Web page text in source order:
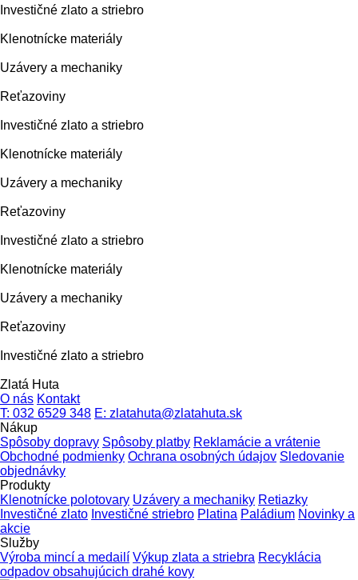
Investičné zlato a striebro
Klenotnícke materiály
Uzávery a mechaniky
Reťazoviny
Investičné zlato a striebro
Klenotnícke materiály
Uzávery a mechaniky
Reťazoviny
Investičné zlato a striebro
Klenotnícke materiály
Uzávery a mechaniky
Reťazoviny
Investičné zlato a striebro
Zlatá Huta
O nás Kontakt
T: 032 6529 348 E: zlatahuta@zlatahuta.sk
Nákup
Spôsoby dopravy Spôsoby platby Reklamácie a vrátenie
Obchodné podmienky Ochrana osobných údajov Sledovanie
objednávky
Produkty
Klenotnícke polotovary Uzávery a mechaniky Retiazky
Investičné zlato Investičné striebro Platina Paládium Novinky a
akcie
Služby
Výroba mincí a medailí Výkup zlata a striebra Recyklácia
odpadov obsahujúcich drahé kovy